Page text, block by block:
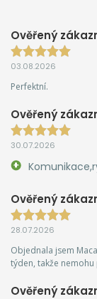
Ověřený
03.08.2026
Perfektní.
Ověřený
30.07.2026
Ověřený
28.07.2026
Objednala jsem
týden, takže
Ověřený